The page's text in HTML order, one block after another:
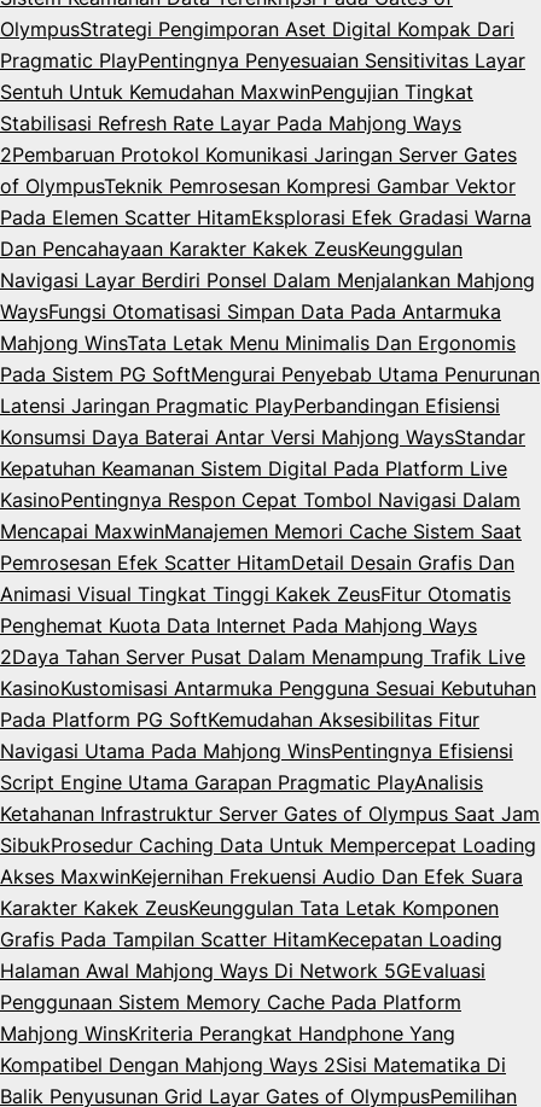
OlympusStrategi Pengimporan Aset Digital Kompak Dari
Pragmatic PlayPentingnya Penyesuaian Sensitivitas Layar
Sentuh Untuk Kemudahan MaxwinPengujian Tingkat
Stabilisasi Refresh Rate Layar Pada Mahjong Ways
2Pembaruan Protokol Komunikasi Jaringan Server Gates
of OlympusTeknik Pemrosesan Kompresi Gambar Vektor
Pada Elemen Scatter HitamEksplorasi Efek Gradasi Warna
Dan Pencahayaan Karakter Kakek ZeusKeunggulan
Navigasi Layar Berdiri Ponsel Dalam Menjalankan Mahjong
WaysFungsi Otomatisasi Simpan Data Pada Antarmuka
Mahjong WinsTata Letak Menu Minimalis Dan Ergonomis
Pada Sistem PG SoftMengurai Penyebab Utama Penurunan
Latensi Jaringan Pragmatic PlayPerbandingan Efisiensi
Konsumsi Daya Baterai Antar Versi Mahjong WaysStandar
Kepatuhan Keamanan Sistem Digital Pada Platform Live
KasinoPentingnya Respon Cepat Tombol Navigasi Dalam
Mencapai MaxwinManajemen Memori Cache Sistem Saat
Pemrosesan Efek Scatter HitamDetail Desain Grafis Dan
Animasi Visual Tingkat Tinggi Kakek ZeusFitur Otomatis
Penghemat Kuota Data Internet Pada Mahjong Ways
2Daya Tahan Server Pusat Dalam Menampung Trafik Live
KasinoKustomisasi Antarmuka Pengguna Sesuai Kebutuhan
Pada Platform PG SoftKemudahan Aksesibilitas Fitur
Navigasi Utama Pada Mahjong WinsPentingnya Efisiensi
Script Engine Utama Garapan Pragmatic PlayAnalisis
Ketahanan Infrastruktur Server Gates of Olympus Saat Jam
SibukProsedur Caching Data Untuk Mempercepat Loading
Akses MaxwinKejernihan Frekuensi Audio Dan Efek Suara
Karakter Kakek ZeusKeunggulan Tata Letak Komponen
Grafis Pada Tampilan Scatter HitamKecepatan Loading
Halaman Awal Mahjong Ways Di Network 5GEvaluasi
Penggunaan Sistem Memory Cache Pada Platform
Mahjong WinsKriteria Perangkat Handphone Yang
Kompatibel Dengan Mahjong Ways 2Sisi Matematika Di
Balik Penyusunan Grid Layar Gates of OlympusPemilihan